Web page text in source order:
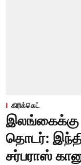
கிரிக்கெட்
இலங்கைக்கு
தொடர்:
சர்பராஸ்